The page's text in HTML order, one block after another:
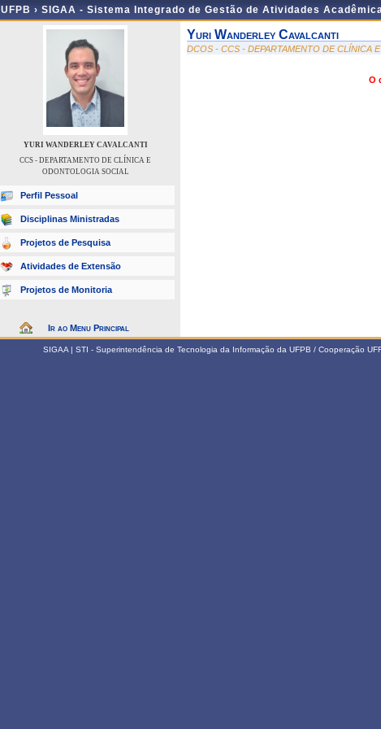
UFPB › SIGAA - Sistema Integrado de Gestão de Atividades
YURI WANDERLEY CAVALCANTI
CCS - DEPARTAMENTO DE CLÍNICA E
ODONTOLOGIA SOCIAL
Perfil Pessoal
Disciplinas Ministradas
Projetos de Pesquisa
Atividades de Extensão
Projetos de Monitoria
Ir ao Menu Principal
Yuri Wanderley Cavalcanti
DCOS - CCS - DEPARTAMENTO DE CLÍNICA
O
SIGAA | STI - Superintendência de Tecnologia da Informação da UFPB / Cooperação